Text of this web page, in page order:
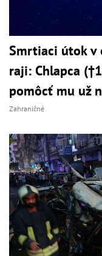
Smrtiaci útok v
raji: Chlapca
pomôcť mu už
Zahraničné